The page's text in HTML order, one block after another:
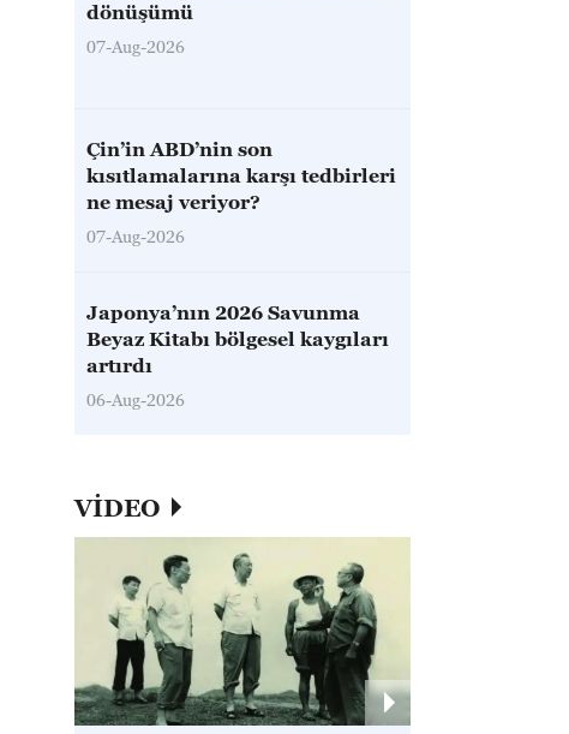
dönüşümü
07-Aug-2026
Çin’in ABD’nin son
kısıtlamalarına karşı tedbirleri
ne mesaj veriyor?
07-Aug-2026
Japonya’nın 2026 Savunma
Beyaz Kitabı bölgesel kaygıları
artırdı
06-Aug-2026
VİDEO